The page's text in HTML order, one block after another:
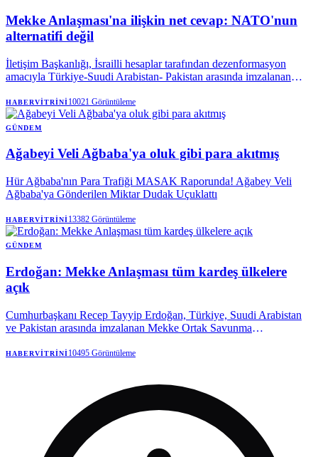
Mekke Anlaşması'na ilişkin net cevap: NATO'nun
alternatifi değil
İletişim Başkanlığı, İsrailli hesaplar tarafından dezenformasyon
amacıyla Türkiye-Suudi Arabistan- Pakistan arasında imzalanan
Anlaşması'nın NATO'nun 5. maddesi ile çeliştiği iddiaları
reddedilirken, söz konusu ittifakın NATO'ya bir alternatif olmadığı
vurgulandı.
HABERVITRINI10021 Görüntüleme
GÜNDEM
Ağabeyi Veli Ağbaba'ya oluk gibi para akıtmış
Hür Ağbaba'nın Para Trafiği MASAK Raporunda! Ağabey Veli
Ağbaba'ya Gönderilen Miktar Dudak Uçuklattı
HABERVITRINI13382 Görüntüleme
GÜNDEM
Erdoğan: Mekke Anlaşması tüm kardeş ülkelere
açık
Cumhurbaşkanı Recep Tayyip Erdoğan, Türkiye, Suudi Arabistan
ve Pakistan arasında imzalanan Mekke Ortak Savunma
huzur, refah ve istikrarını amaçlayan tüm kardeş ülkelerin katılımına
HABERVITRINI10495 Görüntüleme